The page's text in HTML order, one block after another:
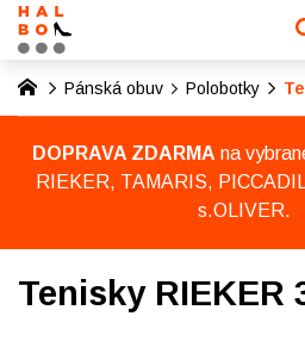
Pánská obuv Polobotky
DOPRAVA ZDARMA na
RIEKER, TAMARIS,
s.OLIVER.
Tenisky RIEKER